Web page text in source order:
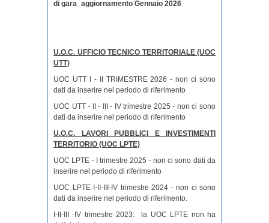
di gara_aggiornamento Gennaio 2026
U.O.C. UFFICIO TECNICO TERRITORIALE (UOC
UTT)
UOC UTT I - II TRIMESTRE 2026 - non ci sono
dati da inserire nel periodo di riferimento
UOC UTT - II - III - IV trimestre 2025 - non ci sono
dati da inserire nel periodo di riferimento
U.O.C. LAVORI PUBBLICI E INVESTIMENTI
TERRITORIO (UOC LPTE)
UOC LPTE - I trimestre 2025 - non ci sono dati da
inserire nel periodo di riferimento
UOC LPTE I-II-III-IV trimestre 2024 - non ci sono
dati da inserire nel periodo di riferimento.
I-II-III -IV trimestre 2023:
la UOC LPTE non ha